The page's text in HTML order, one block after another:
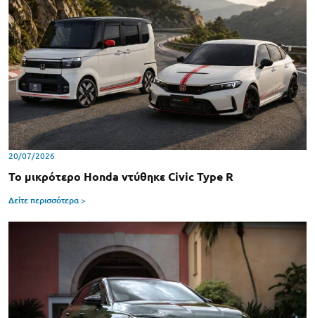
20/07/2026
Το μικρότερο Honda ντύθηκε Civic Type R
Δείτε περισσότερα >